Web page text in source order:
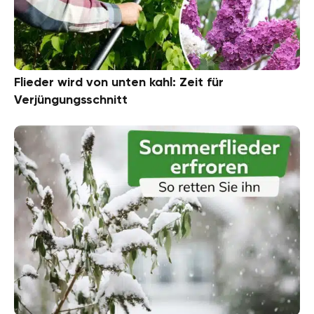
Flieder wird von unten kahl: Zeit für
Verjüngungsschnitt